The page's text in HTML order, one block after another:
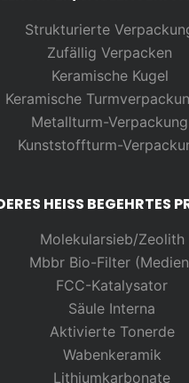
Strukturierte
ZufälligVerpacken
Keramische Kugel
Keramische
Metallturm-Verpackung
Kunststoffturm-
HEISS BEGEHRTES
Molekularsieb/Zeolith
Mbbr Bio-Filter
FCC-Katalysator
Säule Interna
Aktivierte Tonerde
Wabenkeramik
Lithiumkarbonate